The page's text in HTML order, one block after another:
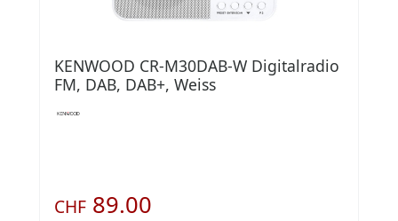
KENWOOD CR-M30DAB-W Digitalradio
FM, DAB, DAB+, Weiss
CHF 89.00